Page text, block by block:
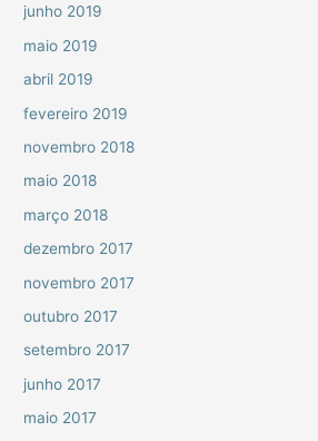
junho 2019
maio 2019
abril 2019
fevereiro 2019
novembro 2018
maio 2018
março 2018
dezembro 2017
novembro 2017
outubro 2017
setembro 2017
junho 2017
maio 2017